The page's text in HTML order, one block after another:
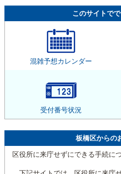
モバイルサイト
区役所フロアマップ
このサイトで
混雑予想カレンダー
受付番号状況
板橋区からの
区役所に来庁せずにできる手続に